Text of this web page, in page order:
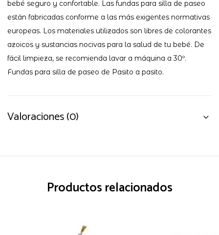
bebé seguro y confortable. Las fundas para silla de paseo
están fabricadas conforme a las más exigentes normativas
europeas. Los materiales utilizados son libres de colorantes
azoicos y sustancias nocivas para la salud de tu bebé. De
fácil limpieza, se recomienda lavar a máquina a 30º.
Fundas para silla de paseo de Pasito a pasito.
Valoraciones (0)
Productos relacionados